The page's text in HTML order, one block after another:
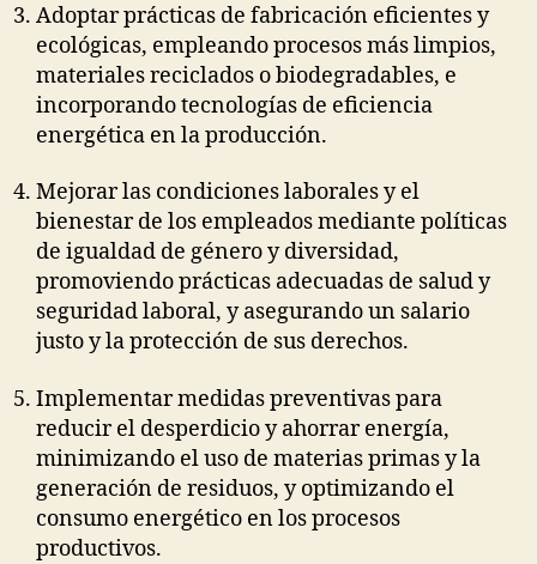
Adoptar prácticas de fabricación eficientes y
ecológicas, empleando procesos más limpios,
materiales reciclados o biodegradables, e
incorporando tecnologías de eficiencia
energética en la producción.
Mejorar las condiciones laborales y el
bienestar de los empleados mediante políticas
de igualdad de género y diversidad,
promoviendo prácticas adecuadas de salud y
seguridad laboral, y asegurando un salario
justo y la protección de sus derechos.
Implementar medidas preventivas para
reducir el desperdicio y ahorrar energía,
minimizando el uso de materias primas y la
generación de residuos, y optimizando el
consumo energético en los procesos
productivos.